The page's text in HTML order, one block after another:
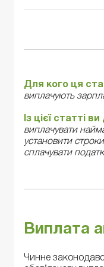
Для кого ця
виплачують
Із цієї статті
виплачувати
установити
сплачувати
Виплата
Чинне